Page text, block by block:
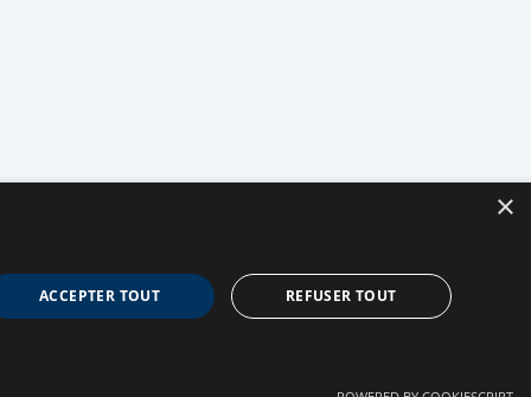
×
ACCEPTER TOUT REFUSER TOUT